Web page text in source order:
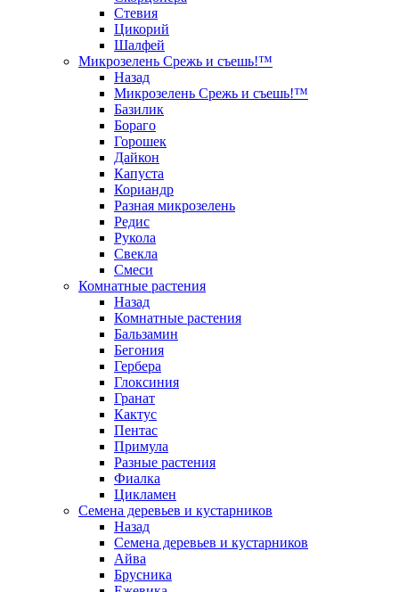
Стевия
Цикорий
Шалфей
Микрозелень Срежь и съешь!™
Назад
Микрозелень Срежь и съешь!™
Базилик
Бораго
Горошек
Дайкон
Капуста
Кориандр
Разная микрозелень
Редис
Рукола
Свекла
Смеси
Комнатные растения
Назад
Комнатные растения
Бальзамин
Бегония
Гербера
Глоксиния
Гранат
Кактус
Пентас
Примула
Разные растения
Фиалка
Цикламен
Семена деревьев и кустарников
Назад
Семена деревьев и кустарников
Айва
Брусника